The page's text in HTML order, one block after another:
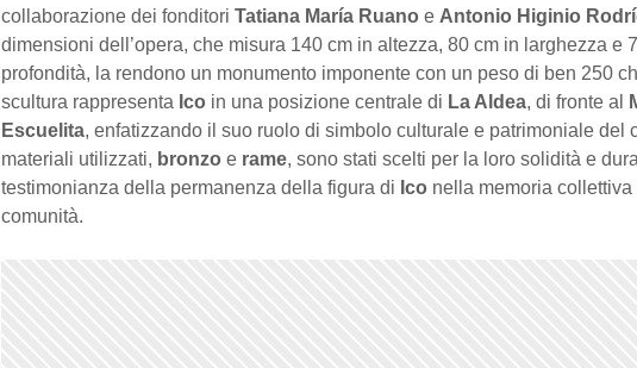
collaborazione dei fonditori Tatiana María Ruano e Antonio Higinio
dimensioni dell’opera, che misura 140 cm in altezza, 80 cm in larghezza e
profondità, la rendono un monumento imponente con un peso di ben 250
scultura rappresenta Ico in una posizione centrale di La Aldea, di fronte al
Escuelita, enfatizzando il suo ruolo di simbolo culturale e patrimoniale del
materiali utilizzati, bronzo e rame, sono stati scelti per la loro solidità e
testimonianza della permanenza della figura di Ico nella memoria
comunità.